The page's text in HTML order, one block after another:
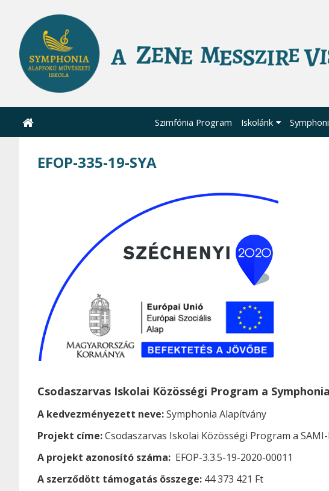
Szimfónia Program Iskolánk
EFOP-335-19-SYA
Csodaszarvas Iskolai Közösségi Program a
A kedvezményezett neve:Symphonia Alapítvány
Projekt címe:Csodaszarvas Iskolai Közösségi Program a
A projekt azonosító száma: EFOP-3.3.5-19-2020-00011
A szerződött támogatás összege: 44 373 421 Ft